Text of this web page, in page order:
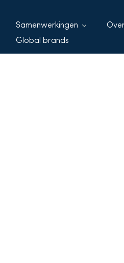
Samenwerkingen
Global brands